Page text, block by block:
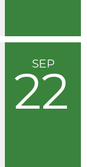
SEP
22